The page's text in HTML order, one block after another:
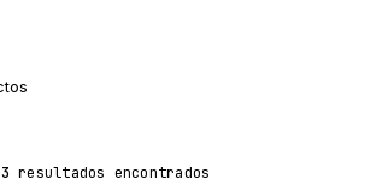
resultados encontrados